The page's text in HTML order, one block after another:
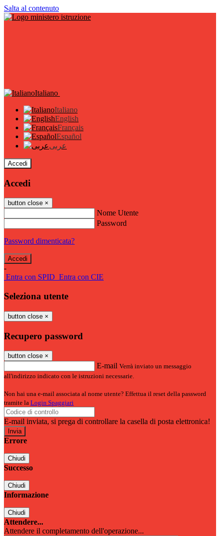
Salta al contenuto
Italiano
Italiano
English
Français
Español
عربى
Accedi
Accedi
button close ×
Nome Utente
Password
Password dimenticata?
-
Entra con SPID Entra con CIE
Seleziona utente
button close ×
Recupero password
button close ×
E-mail Verrà inviato un messaggio
all'indirizzo indicato con le istruzioni necessarie.
Non hai una e-mail associata al nome utente? Effettua il reset della password
tramite la Login Spaggiari
E-mail inviata, si prega di controllare la casella di posta elettronica!
Errore
Chiudi
Successo
Chiudi
Informazione
Chiudi
Attendere...
Attendere il completamento dell'operazione...